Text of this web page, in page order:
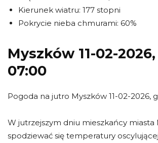
Kierunek wiatru: 177 stopni
Pokrycie nieba chmurami: 60%
Myszków 11-02-
07:00
Pogoda na jutro Myszków 11-02-2026,
W jutrzejszym dniu mieszkańcy miasta
spodziewać się temperatury